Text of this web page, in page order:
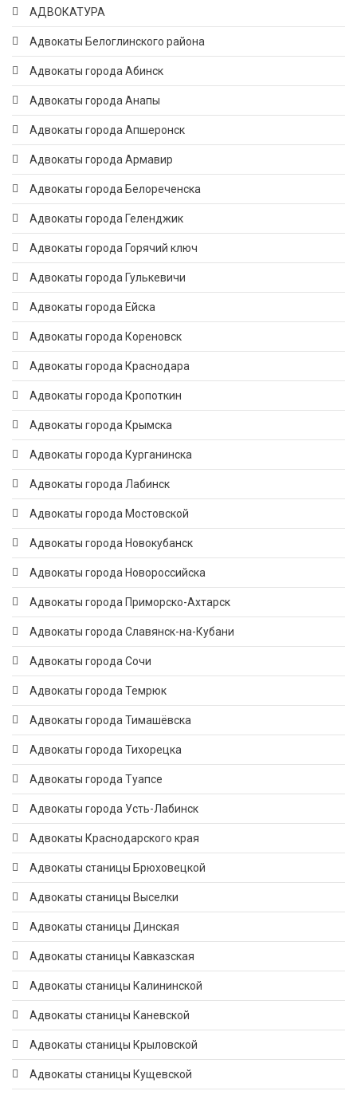
АДВОКАТУРА
Адвокаты Белоглинского района
Адвокаты города Абинск
Адвокаты города Анапы
Адвокаты города Апшеронск
Адвокаты города Армавир
Адвокаты города Белореченска
Адвокаты города Геленджик
Адвокаты города Горячий ключ
Адвокаты города Гулькевичи
Адвокаты города Ейска
Адвокаты города Кореновск
Адвокаты города Краснодара
Адвокаты города Кропоткин
Адвокаты города Крымска
Адвокаты города Курганинска
Адвокаты города Лабинск
Адвокаты города Мостовской
Адвокаты города Новокубанск
Адвокаты города Новороссийска
Адвокаты города Приморско-Ахтарск
Адвокаты города Славянск-на-Кубани
Адвокаты города Сочи
Адвокаты города Темрюк
Адвокаты города Тимашёвска
Адвокаты города Тихорецка
Адвокаты города Туапсе
Адвокаты города Усть-Лабинск
Адвокаты Краснодарского края
Адвокаты станицы Брюховецкой
Адвокаты станицы Выселки
Адвокаты станицы Динская
Адвокаты станицы Кавказская
Адвокаты станицы Калининской
Адвокаты станицы Каневской
Адвокаты станицы Крыловской
Адвокаты станицы Кущевской